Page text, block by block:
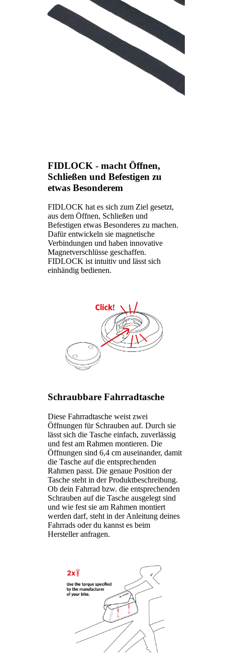
FIDLOCK - macht Öffnen,
Schließen und Befestigen zu
etwas Besonderem
FIDLOCK hat es sich zum Ziel gesetzt,
aus dem Öffnen, Schließen und
Befestigen etwas Besonderes zu machen.
Dafür entwickeln sie magnetische
Verbindungen und haben innovative
Magnetverschlüsse geschaffen.
FIDLOCK ist intuitiv und lässt sich
einhändig bedienen.
Schraubbare Fahrradtasche
Diese Fahrradtasche weist zwei
Öffnungen für Schrauben auf. Durch sie
lässt sich die Tasche einfach, zuverlässig
und fest am Rahmen montieren. Die
Öffnungen sind 6,4 cm auseinander, damit
die Tasche auf die entsprechenden
Rahmen passt. Die genaue Position der
Tasche steht in der Produktbeschreibung.
Ob dein Fahrrad bzw. die entsprechenden
Schrauben auf die Tasche ausgelegt sind
und wie fest sie am Rahmen montiert
werden darf, steht in der Anleitung deines
Fahrrads oder du kannst es beim
Hersteller anfragen.